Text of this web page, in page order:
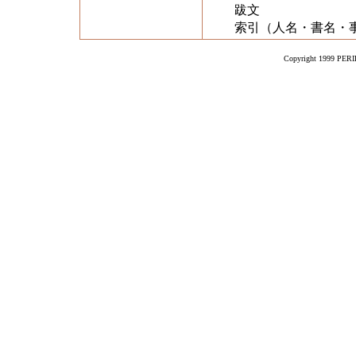
跋文
索引（人名・書名・
Copyright 1999